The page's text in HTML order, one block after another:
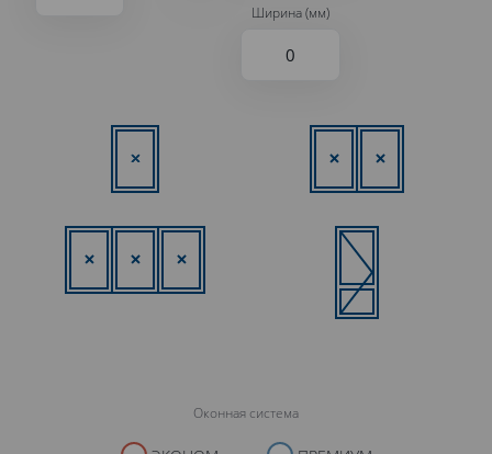
Ширина (мм)
Оконная система